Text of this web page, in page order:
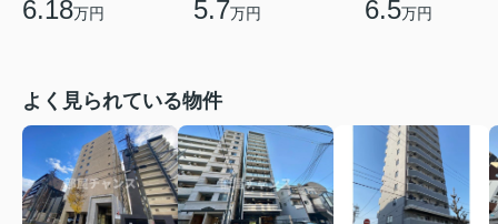
6.18万円 5.7万円 6.5万円
よく見られている物件